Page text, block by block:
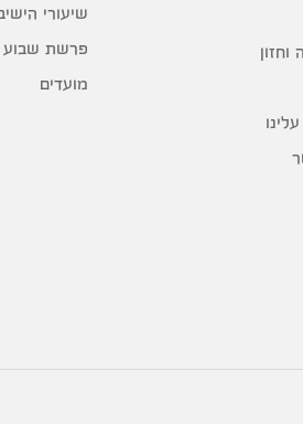
וחזון
שיעורי
פרשת שבוע
מועדים